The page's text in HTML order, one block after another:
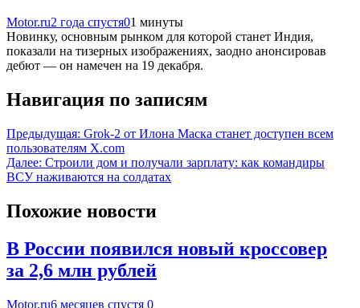
Motor.ru2 года спустя01 минуты
Новинку, основным рынком для которой станет Индия,
показали на тизерных изображениях, заодно анонсировав
дебют — он намечен на 19 декабря.
Навигация по записям
Предыдущая: Grok-2 от Илона Маска станет доступен всем
пользователям X.com
Далее: Строили дом и получали зарплату: как командиры
ВСУ наживаются на солдатах
Похожие новости
В России появился новый кроссовер
за 2,6 млн рублей
Motor.ru6 месяцев спустя 0